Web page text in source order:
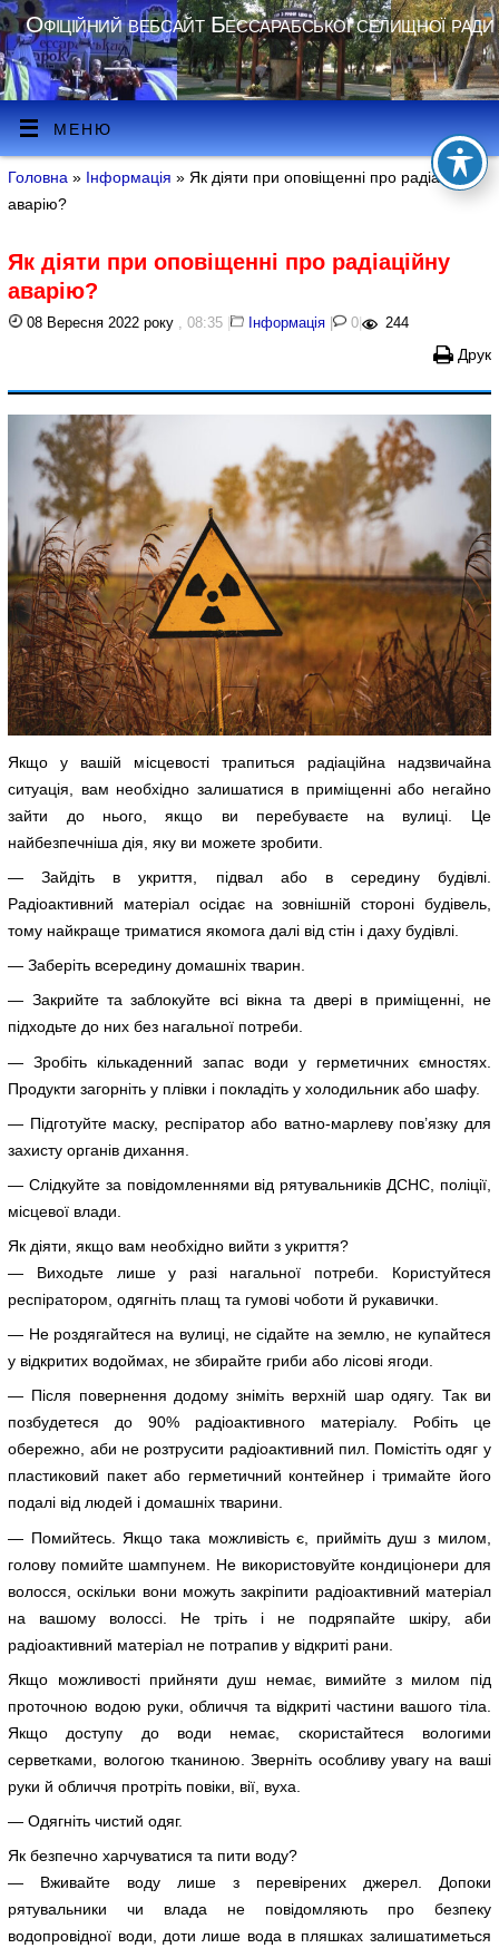
Офіційний вебсайт Бессарабської селищної ради
МЕНЮ
Головна » Інформація » Як діяти при оповіщенні про радіаційну
аварію?
Як діяти при оповіщенні про радіаційну
аварію?
08 Вересня 2022 року , 08:35 | Інформація | 0 | 244
Друк
Якщо у вашій місцевості трапиться радіаційна надзвичайна
ситуація, вам необхідно залишатися в приміщенні або негайно
зайти до нього, якщо ви перебуваєте на вулиці. Це
найбезпечніша дія, яку ви можете зробити.
— Зайдіть в укриття, підвал або в середину будівлі.
Радіоактивний матеріал осідає на зовнішній стороні будівель,
тому найкраще триматися якомога далі від стін і даху будівлі.
— Заберіть всередину домашніх тварин.
— Закрийте та заблокуйте всі вікна та двері в приміщенні, не
підходьте до них без нагальної потреби.
— Зробіть кількаденний запас води у герметичних ємностях.
Продукти загорніть у плівки і покладіть у холодильник або шафу.
— Підготуйте маску, респіратор або ватно-марлеву пов’язку для
захисту органів дихання.
— Слідкуйте за повідомленнями від рятувальників ДСНС, поліції,
місцевої влади.
Як діяти, якщо вам необхідно вийти з укриття?
— Виходьте лише у разі нагальної потреби. Користуйтеся
респіратором, одягніть плащ та гумові чоботи й рукавички.
— Не роздягайтеся на вулиці, не сідайте на землю, не купайтеся
у відкритих водоймах, не збирайте гриби або лісові ягоди.
— Після повернення додому зніміть верхній шар одягу. Так ви
позбудетеся до 90% радіоактивного матеріалу. Робіть це
обережно, аби не розтрусити радіоактивний пил. Помістіть одяг у
пластиковий пакет або герметичний контейнер і тримайте його
подалі від людей і домашніх тварини.
— Помийтесь. Якщо така можливість є, прийміть душ з милом,
голову помийте шампунем. Не використовуйте кондиціонери для
волосся, оскільки вони можуть закріпити радіоактивний матеріал
на вашому волоссі. Не тріть і не подряпайте шкіру, аби
радіоактивний матеріал не потрапив у відкриті рани.
Якщо можливості прийняти душ немає, вимийте з милом під
проточною водою руки, обличчя та відкриті частини вашого тіла.
Якщо доступу до води немає, скористайтеся вологими
серветками, вологою тканиною. Зверніть особливу увагу на ваші
руки й обличчя протріть повіки, вії, вуха.
— Одягніть чистий одяг.
Як безпечно харчуватися та пити воду?
— Вживайте воду лише з перевірених джерел. Допоки
рятувальники чи влада не повідомляють про безпеку
водопровідної води, доти лише вода в пляшках залишатиметься